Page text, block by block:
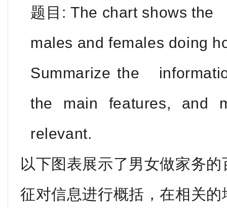
题目: The chart shows the
males and females doing
Summarize the
the main features, and
relevant.
以下图表展示了男女做家务
征对信息进行概括，在相关